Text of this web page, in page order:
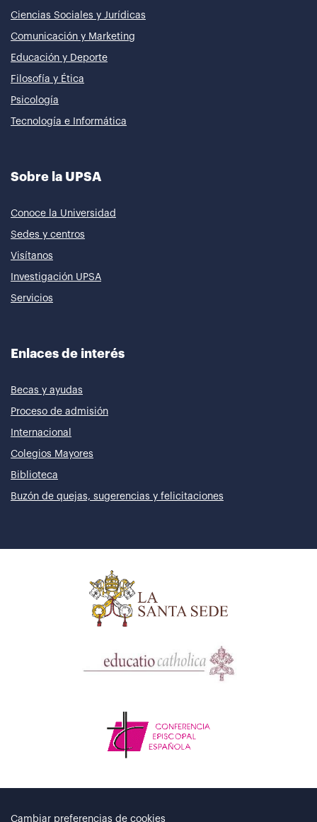
Ciencias Sociales y Jurídicas
Comunicación y Marketing
Educación y Deporte
Filosofía y Ética
Psicología
Tecnología e Informática
Sobre la UPSA
Conoce la Universidad
Sedes y centros
Visítanos
Investigación UPSA
Servicios
Enlaces de interés
Becas y ayudas
Proceso de admisión
Internacional
Colegios Mayores
Biblioteca
Buzón de quejas, sugerencias y felicitaciones
Cambiar preferencias de cookies